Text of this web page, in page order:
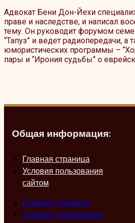
Адвокат Бени Дон-Йехи
праве и наследстве, и написал
тему. Он руководит форумом
“Тапуз” и ведет радиопередачи, а
юмористических программы –
пары и “Ирония судьбы” о
Общая информация:
Главная страница
Условия пользования
сайтом
Главная страница
Условия пользования